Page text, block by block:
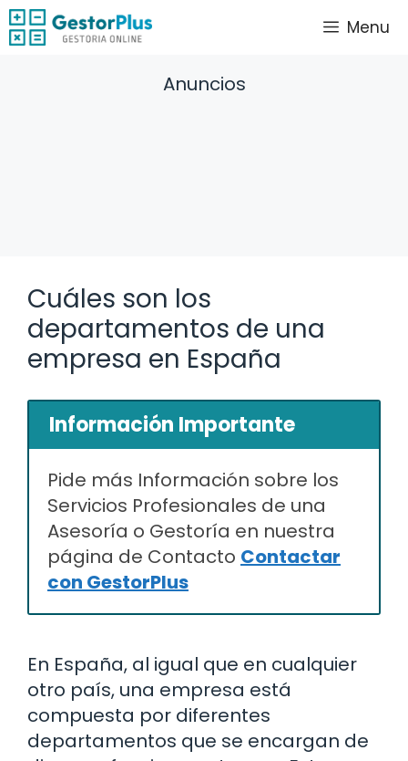
Saltar
al
Menu
Anuncios
Cuáles son los
departamentos de una
empresa en España
Información Importante
Pide más Información sobre los
Servicios Profesionales de una
Asesoría o Gestoría en nuestra
página de Contacto Contactar
con GestorPlus
En España, al igual que en cualquier
otro país, una empresa está
compuesta por diferentes
departamentos que se encargan de